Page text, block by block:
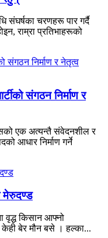
संघर्षका चरणहरू पार गर्दै
राम्रा प्रतिभाहरूको
संगठन निर्माण र
एक अत्यन्तै संवेदनशील र
आधार निर्माण गर्ने
मेरुदण्ड
वृद्ध किसान आफ्नो
बेर मौन बसे । हल्का...